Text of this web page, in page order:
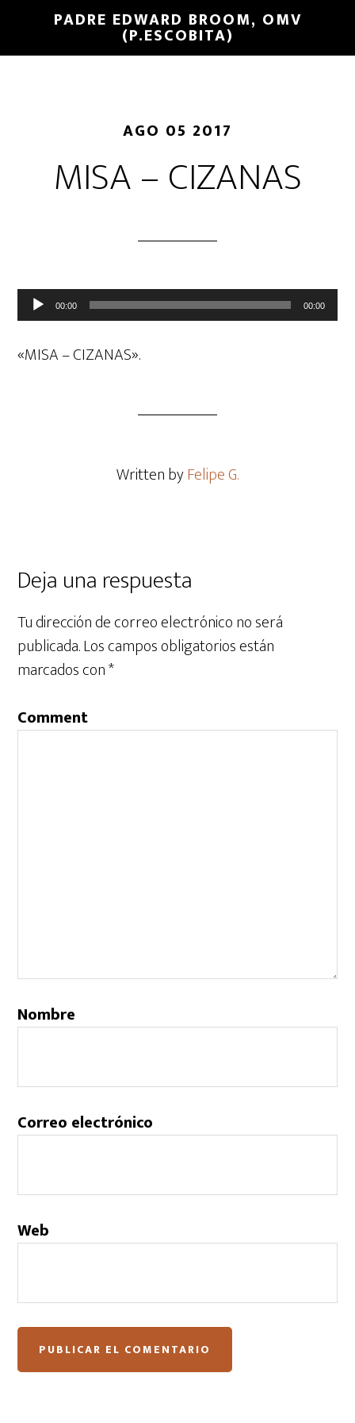
PADRE EDWARD BROOM, OMV
(P.ESCOBITA)
AGO 05 2017
MISA – CIZANAS
Reproductor
de
audio
00:00 00:00
«MISA – CIZANAS».
Written byFelipe G.
Deja una respuesta
Tu dirección de correo electrónico no será
publicada.Los campos obligatorios están
marcados con*
Comment
Nombre
Correo electrónico
Web